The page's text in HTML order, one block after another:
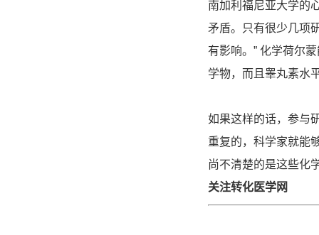
南加利福尼亚大学的
矛盾。只有很少几项
有影响。” 化学荷尔
学物，而且睾丸素水
如果这样的话，参与
重复的，科学家就能
尚不清楚的是这些化
关注转化医学网